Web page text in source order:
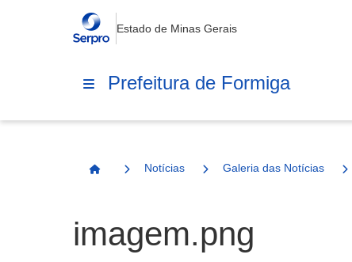
Estado de Minas Gerais
Prefeitura de Formiga
Página Inicial
Notícias Galeria das Notícias
imagem.png